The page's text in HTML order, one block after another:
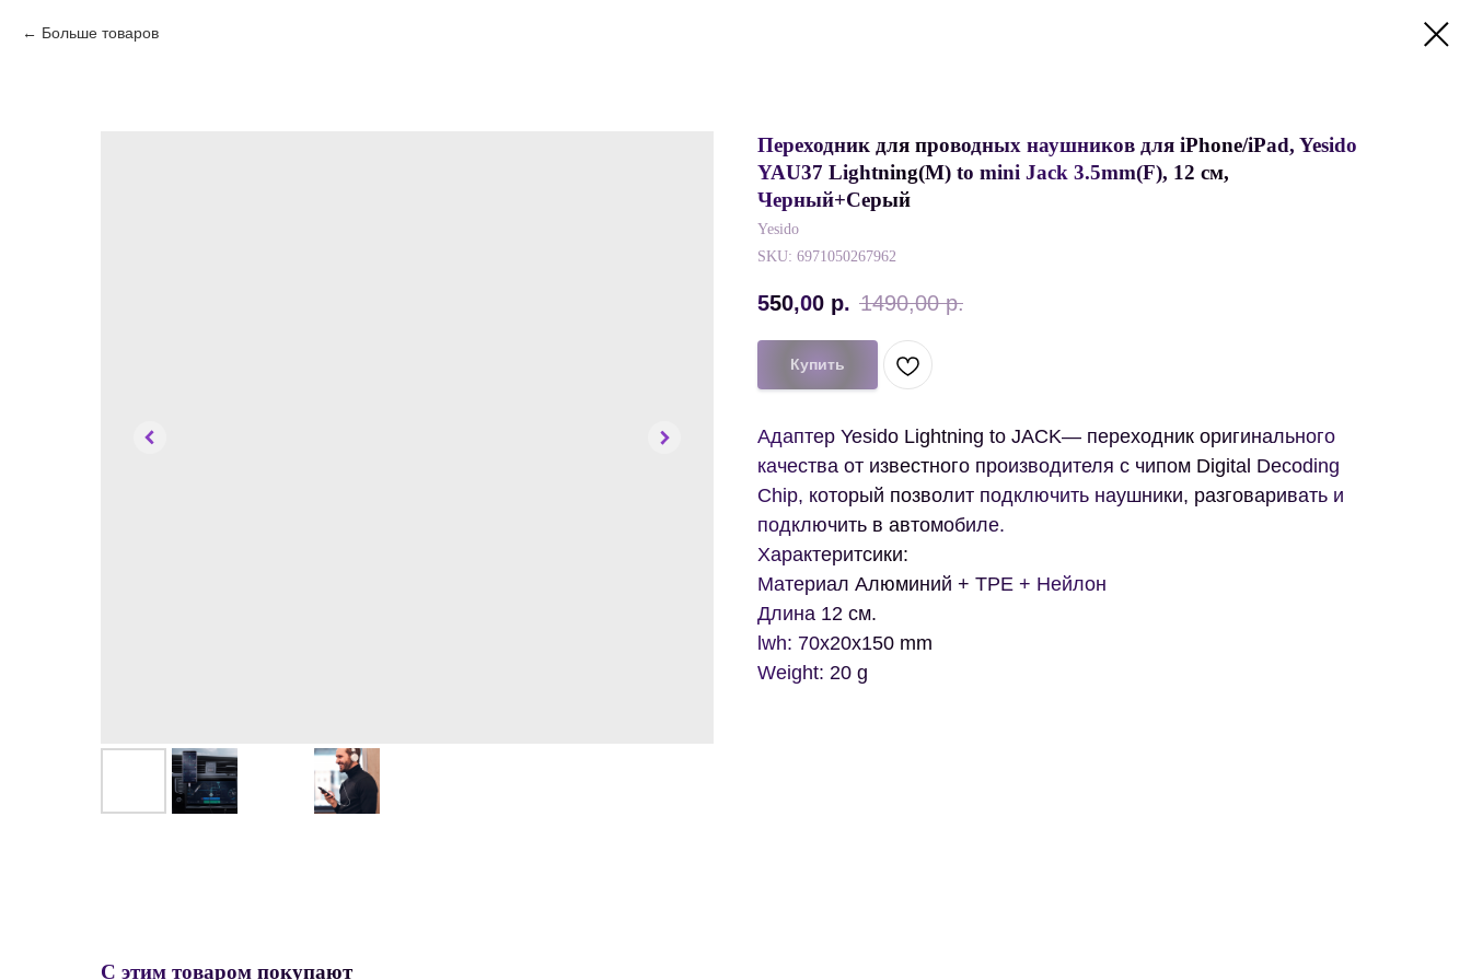
Больше товаров
Переходник для проводных наушников для iPhone/iPad, Yesido
YAU37 Lightning(M) to mini Jack 3.5mm(F), 12 см,
Черный+Серый
Yesido
SKU: 6971050267962
550,00 р. 1490,00 р.
Купить
Адаптер Yesido Lightning to JACK— переходник оригинального
качества от известного производителя с чипом Digital Decoding
Chip, который позволит подключить наушники, разговаривать и
подключить в автомобиле.
Характеритсики:
Материал Алюминий + ТРЕ + Нейлон
Длина 12 см.
lwh: 70x20x150 mm
Weight: 20 g
С этим товаром покупают